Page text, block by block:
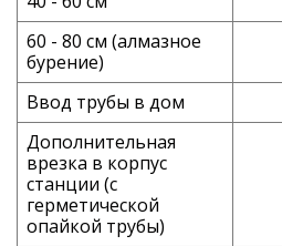
60 - 80 см (алмазное
бурение)
Ввод трубы в дом
Дополнительная
врезка в корпус
станции (с
герметической
опайкой трубы)